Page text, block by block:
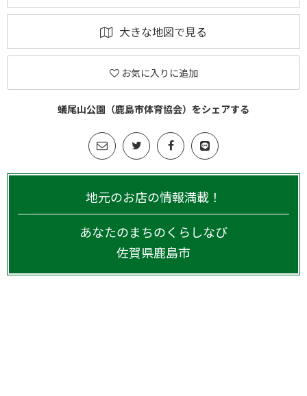
大きな地図で見る
お気に入りに追加
蟻尾山公園（鹿島市体育協会）をシェアする
地元のお店の情報満載！
あなたのまちのくらしなび
佐賀県鹿島市